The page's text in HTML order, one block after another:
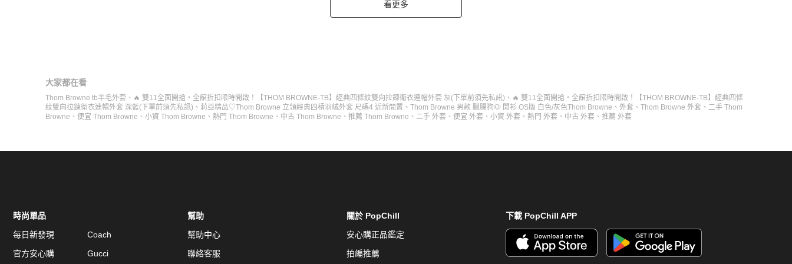
看更多
大家都在看
Thom Browne tb羊毛外套 、 🔥 雙11全面開搶・全館折扣限時開啟！【THOM BROWNE-TB】經典四條紋雙向拉鍊衛衣連帽外套 灰(下單前須先私訊) 、 🔥 雙11全面開搶・全館折扣限時開啟！【THOM BROWNE-TB】經典四條
紋雙向拉鍊衛衣連帽外套 深藍(下單前須先私訊) 、 莉亞精品♡Thom Browne 立領經典四槓羽絨外套 尺碼4 近新閒置 、 Thom Browne 男款 臘腸狗🐶 開衫 OS版 白色/灰色Thom Browne 、 外套 、 Thom Browne 外套 、 二手 Thom
Browne 、 便宜 Thom Browne 、 小資 Thom Browne 、 熱門 Thom Browne 、 中古 Thom Browne 、 推薦 Thom Browne 、 二手 外套 、 便宜 外套 、 小資 外套 、 熱門 外套 、 中古 外套 、 推薦 外套
下載 PopChill APP
時尚單品
每日新發現
官方安心購
Coach
Gucci
幫助
幫助中心
聯絡客服
關於 PopChill
安心購正品鑑定
拍編推薦